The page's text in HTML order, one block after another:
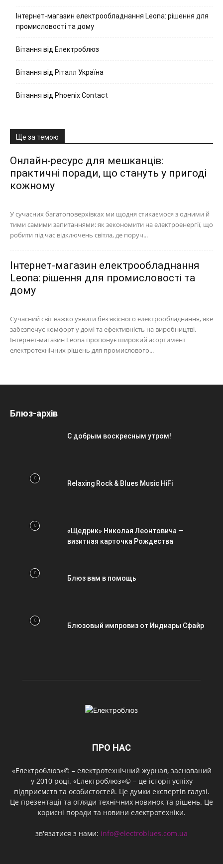
Інтернет-магазин електрообладнання Leona: рішення для
промисловості та дому
Вітання від Електроблюз
Вітання від Ріталл Україна
Вітання від Phoenix Contact
Ще за темою
Онлайн-ресурс для мешканців:
практичні поради, що стануть у пригоді
кожному
У сучасних багатоповерхівках ми щодня стикаємося з одними й
тими самими запитаннями: як зекономити на електроенергії, що
робити під час відключень світла, де поруч...
Інтернет-магазин електрообладнання
Leona: рішення для промисловості та
дому
Сучасний світ важко уявити без якісного електрообладнання, яке
забезпечує комфорт у домі та ефективність на виробництві.
Інтернет-магазин Leona пропонує широкий асортимент
електротехнічних рішень для промислового...
Блюз-архів
С добрым воскресным утром!
Relaxing Rock & Blues Music HiFi
«Щедрик» Николая Леонтовича —
визитная карточка Рождества
Блюз вам в помощь
Блюзовый импровиз от Индиары Сфайр
ПРО НАС
«Електроблюз»© – електротехнічний журнал, заснований
у 2010 році. «Електроблюз»© – це історії успіху
підприємств та особистостей. Це думки експертів галузі.
Це презентації та огляди технічних новинок та рішень. Це
корисні поради та новини електротехніки.
зв'язатися з нами: info@electroblues.com.ua